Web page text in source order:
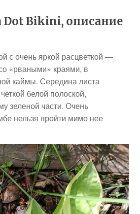
Dot Bikini, описание
с очень яркой расцветкой —
«рваными» краями, в
каймы. Середина листа
белой полоской,
зеленой части. Очень
нельзя пройти мимо нее